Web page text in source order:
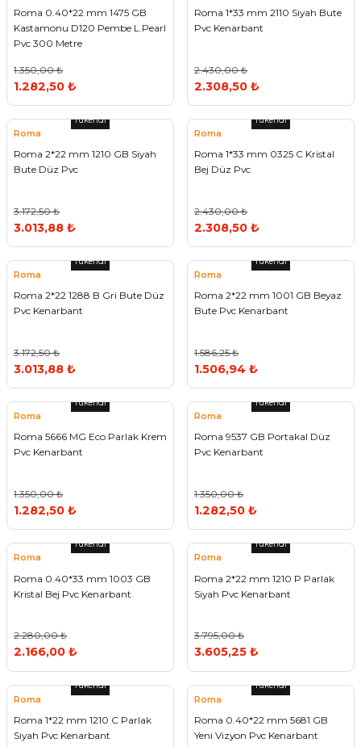
Roma 0.40*22 mm 1475 GB
Kastamonu D120 Pembe L.Pearl
Pvc 300 Metre
1.350,00 ₺
1.282,50 ₺
Roma 1*33 mm 2110 Siyah Bute
Pvc Kenarbant
2.430,00 ₺
2.308,50 ₺
Tükendi
Roma
Roma 2*22 mm 1210 GB Siyah
Bute Düz Pvc
3.172,50 ₺
3.013,88 ₺
Tükendi
Roma
Roma 1*33 mm 0325 C Kristal
Bej Düz Pvc
2.430,00 ₺
2.308,50 ₺
Tükendi
Roma
Roma 2*22 1288 B Gri Bute Düz
Pvc Kenarbant
3.172,50 ₺
3.013,88 ₺
Tükendi
Roma
Roma 2*22 mm 1001 GB Beyaz
Bute Pvc Kenarbant
1.586,25 ₺
1.506,94 ₺
Tükendi
Roma
Roma 5666 MG Eco Parlak Krem
Pvc Kenarbant
1.350,00 ₺
1.282,50 ₺
Tükendi
Roma
Roma 9537 GB Portakal Düz
Pvc Kenarbant
1.350,00 ₺
1.282,50 ₺
Tükendi
Roma
Roma 0.40*33 mm 1003 GB
Kristal Bej Pvc Kenarbant
2.280,00 ₺
2.166,00 ₺
Tükendi
Roma
Roma 2*22 mm 1210 P Parlak
Siyah Pvc Kenarbant
3.795,00 ₺
3.605,25 ₺
Tükendi
Roma
Roma 1*22 mm 1210 C Parlak
Siyah Pvc Kenarbant
Tükendi
Roma
Roma 0.40*22 mm 5681 GB
Yeni Vizyon Pvc Kenarbant